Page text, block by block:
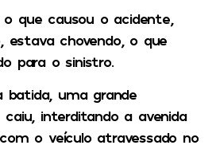
que causou o acidente,
estava chovendo, o que
para o sinistro.
uma grande
interditando a avenida
o veículo atravessado no